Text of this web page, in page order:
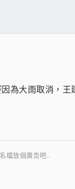
為大雨取消，
檔放個廣告吧..